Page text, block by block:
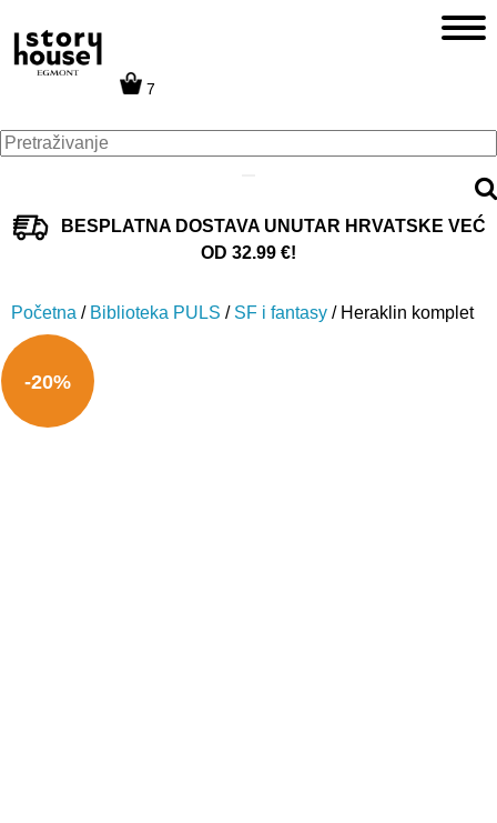
7
BESPLATNA DOSTAVA UNUTAR HRVATSKE VEĆ
OD 32.99 €!
Početna / Biblioteka PULS / SF i fantasy / Heraklin komplet
-20%